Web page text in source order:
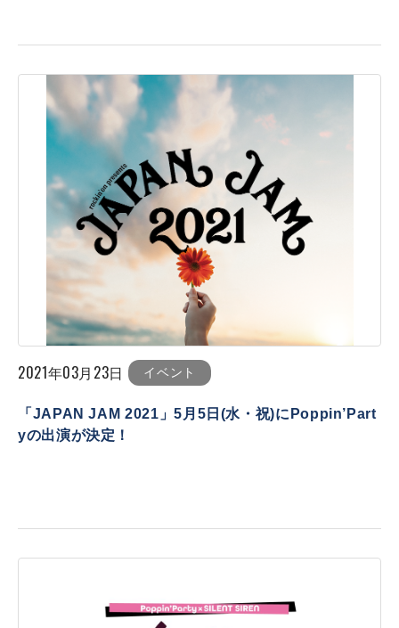
2021年03月23日 イベント
「JAPAN JAM 2021」5月5日(水・祝)にPoppin’Part
yの出演が決定！